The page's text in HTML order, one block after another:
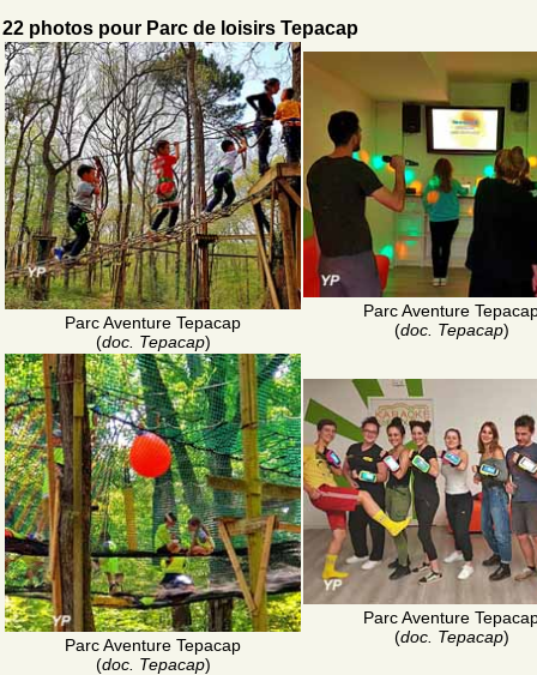
22 photos pour Parc de loisirs Tepacap
Parc Aventure Tepacap
(doc. Tepacap)
Parc Aventure
(doc. Tepacap)
Parc Aventure Tepacap
(doc. Tepacap)
Parc Aventure
(doc. Tepacap)